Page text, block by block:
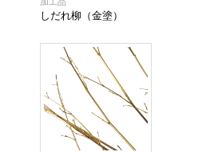
しだれ柳（金塗）